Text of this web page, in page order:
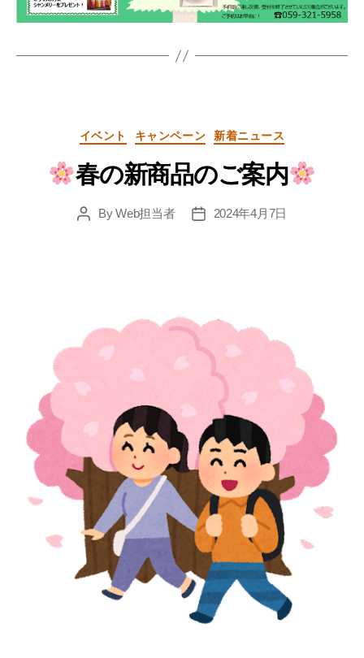
Categories
イベント キャンペーン 新着ニュース
春の新商品のご案内
PostByWeb担当者
Post2024年4月7日